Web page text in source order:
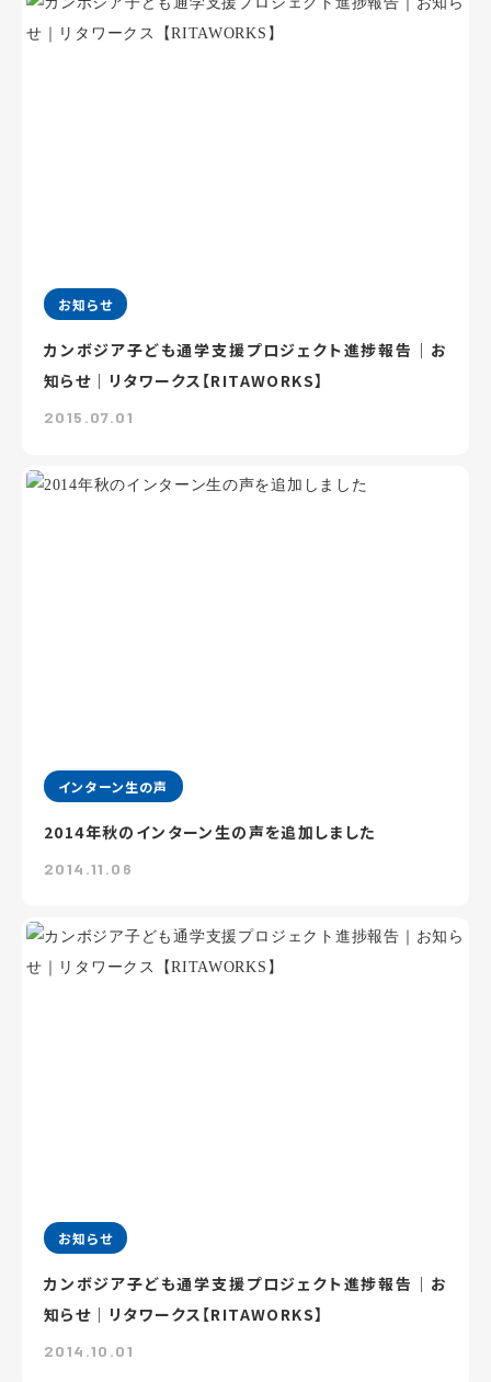
お知らせ
カンボジア子ども通学支援プロジェクト進捗報告｜お
知らせ｜リタワークス【RITAWORKS】
2015.07.01
インターン生の声
2014年秋のインターン生の声を追加しました
2014.11.06
お知らせ
カンボジア子ども通学支援プロジェクト進捗報告｜お
知らせ｜リタワークス【RITAWORKS】
2014.10.01